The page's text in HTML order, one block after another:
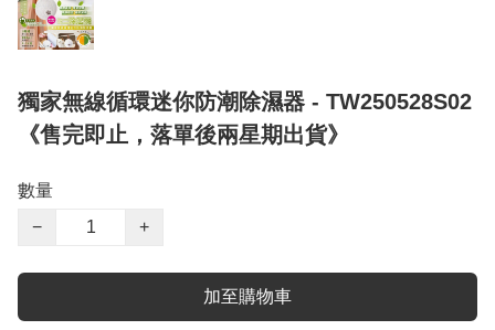
獨家無線循環迷你防潮除濕器 - TW250528S02
《售完即止，落單後兩星期出貨》
數量
−
+
加至購物車